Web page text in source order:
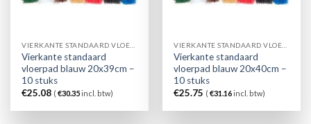
Vierkante standaard
vloerpad blauw 20x39cm –
10 stuks
€25.08 (€30.35incl. btw)
Vierkante standaard
vloerpad blauw 20x40cm –
10 stuks
€25.75 (€31.16incl. btw)